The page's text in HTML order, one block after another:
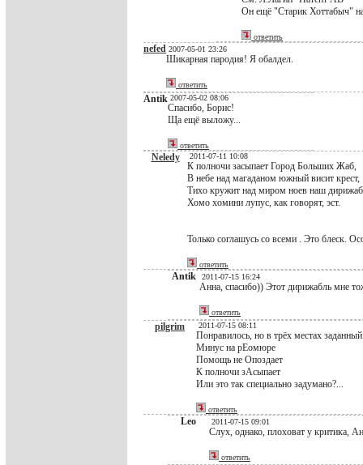
Он ещё "Старик Хоттабыч"
ответить
nefed 2007-05-01 23:26
Шикарная пародия! Я обалдел.
ответить
Antik 2007-05-02 08:06
Спасибо, Борис!
Ща ещё выложу...
ответить
Neledy 2011-07-11 10:08
К полночи засыпает Город Больших Жаб,
В небе над магаданом южный висит крест,
Тихо кружит над миром ноев наш
Хомо хомини лупус, как говорят, эст.
Только соглашусь со всеми . Это блеск.
ответить
Antik 2011-07-15 16:24
Анна, спасибо)) Этот дирижабль мне
ответить
pilgrim 2011-07-15 08:11
Понравилось, но в трёх местах
Минус на рЕомюре
Помощь не Опоздает
К полночи зАсыпает
Или это так специально задумано?...
ответить
Leo 2011-07-15 09:01
Слух, однако, плоховат у критика,
ответить